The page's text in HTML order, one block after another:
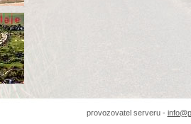
provozovatel serveru -